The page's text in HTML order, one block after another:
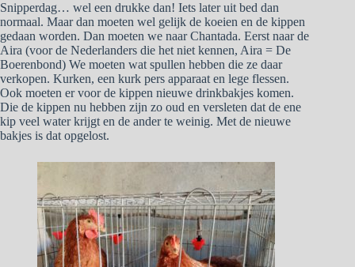
Snipperdag… wel een drukke dan! Iets later uit bed dan
normaal. Maar dan moeten wel gelijk de koeien en de kippen
gedaan worden. Dan moeten we naar Chantada. Eerst naar de
Aira (voor de Nederlanders die het niet kennen, Aira = De
Boerenbond) We moeten wat spullen hebben die ze daar
verkopen. Kurken, een kurk pers apparaat en lege flessen.
Ook moeten er voor de kippen nieuwe drinkbakjes komen.
Die de kippen nu hebben zijn zo oud en versleten dat de ene
kip veel water krijgt en de ander te weinig. Met de nieuwe
bakjes is dat opgelost.